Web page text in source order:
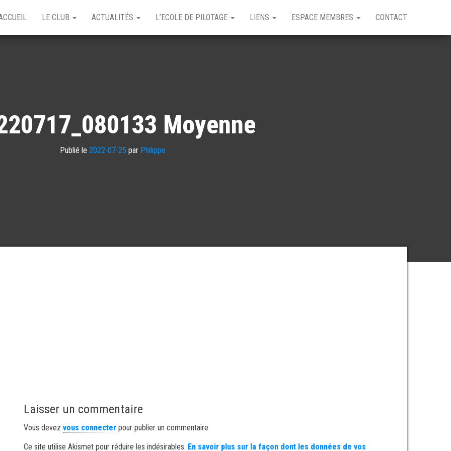
LE CLUB ACTUALITÉS L’ECOLE DE PILOTAGE LIENS ESPACE MEMBRES CONTACT
Moyenne
Publié le 2022-07-25 par Philippe
Laisser un commentaire
Vous devezvous connecter pour publier un commentaire.
Ce site utilise Akismet pour réduire les indésirables. En savoir plus sur la façon dont les données de vos